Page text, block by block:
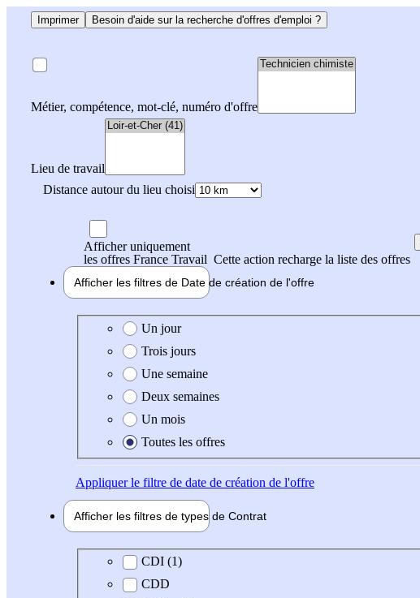
Imprimer Besoin d'aide sur la recherche d'offres d'emploi ?
Métier, compétence, mot-clé, numéro d'offre
Lieu de travail
Distance autour du lieu choisi
Afficher uniquement
les offres France Travail Cette action recharge la liste des offres
Afficher les filtres de Date de création de l'offre
Date de création de l'offre
Un jour
Trois jours
Une semaine
Deux semaines
Un mois
Toutes les offres
Appliquerle filtre de date de création de l'offre
Afficher les filtres de types de Contrat
Type de contrat
CDI (1)
CDD